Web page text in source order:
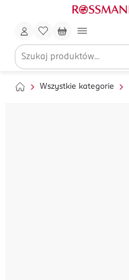
Wszystkie kategorie